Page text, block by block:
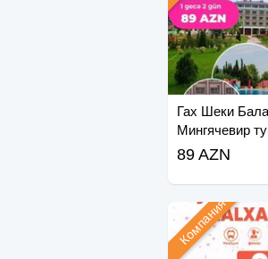
Гах Шеки
Мингячевир
89 AZN
Компания